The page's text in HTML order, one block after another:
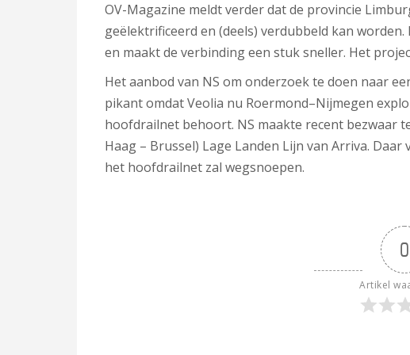
OV-Magazine meldt verder dat de provincie
geëlektrificeerd en (deels) verdubbeld kan
en maakt de verbinding een stuk sneller. Het
Het aanbod van NS om onderzoek te doen naar
pikant omdat Veolia nu Roermond–Nijmegen
hoofdrailnet behoort. NS maakte recent bezwaar
Haag – Brussel) Lage Landen Lijn van Arriva.
het hoofdrailnet zal wegsnoepen.
0
Artikel